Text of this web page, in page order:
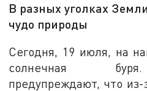
В разных уголках
чудо природы
Сегодня, 19 июля, на
солнечная
предупреждают, что из-